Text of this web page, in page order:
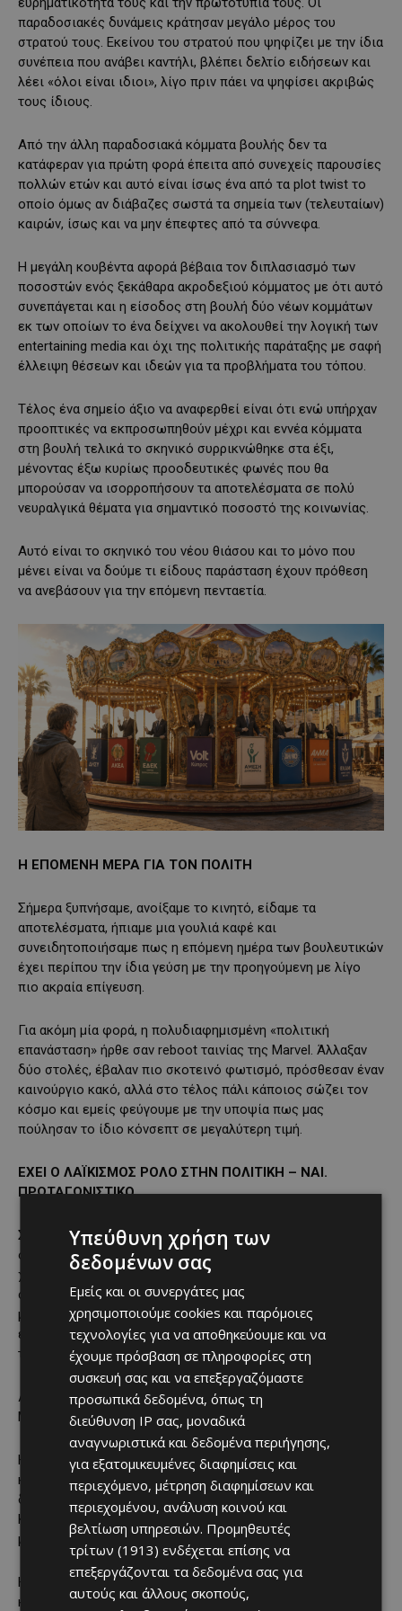
παραδοσιακές δυνάμεις κράτησαν μεγάλο μέρος του
στρατού τους. Εκείνου του στρατού που ψηφίζει με την ίδια
συνέπεια που ανάβει καντήλι, βλέπει δελτίο ειδήσεων και
λέει «όλοι είναι ιδιοι», λίγο πριν πάει να ψηφίσει ακριβώς
τους ίδιους.
Από την άλλη παραδοσιακά κόμματα βουλής δεν τα
κατάφεραν για πρώτη φορά έπειτα από συνεχείς παρουσίες
πολλών ετών και αυτό είναι ίσως ένα από τα plot twist το
οποίο όμως αν διάβαζες σωστά τα σημεία των (τελευταίων)
καιρών, ίσως και να μην έπεφτες από τα σύννεφα.
Η μεγάλη κουβέντα αφορά βέβαια τον διπλασιασμό των
ποσοστών ενός ξεκάθαρα ακροδεξιού κόμματος με ότι αυτό
συνεπάγεται και η είσοδος στη βουλή δύο νέων κομμάτων
εκ των οποίων το ένα δείχνει να ακολουθεί την λογική των
entertaining media και όχι της πολιτικής παράταξης με σαφή
έλλειψη θέσεων και ιδεών για τα προβλήματα του τόπου.
Τέλος ένα σημείο άξιο να αναφερθεί είναι ότι ενώ υπήρχαν
προοπτικές να εκπροσωπηθούν μέχρι και εννέα κόμματα
στη βουλή τελικά το σκηνικό συρρικνώθηκε στα έξι,
μένοντας έξω κυρίως προοδευτικές φωνές που θα
μπορούσαν να ισορροπήσουν τα αποτελέσματα σε πολύ
νευραλγικά θέματα για σημαντικό ποσοστό της κοινωνίας.
Αυτό είναι το σκηνικό του νέου θιάσου και το μόνο που
μένει είναι να δούμε τι είδους παράσταση έχουν πρόθεση
να ανεβάσουν για την επόμενη πενταετία.
Η ΕΠΟΜΕΝΗ ΜΕΡΑ ΓΙΑ ΤΟΝ ΠΟΛΙΤΗ
Σήμερα ξυπνήσαμε, ανοίξαμε το κινητό, είδαμε τα
αποτελέσματα, ήπιαμε μια γουλιά καφέ και
συνειδητοποιήσαμε πως η επόμενη ημέρα των βουλευτικών
έχει περίπου την ίδια γεύση με την προηγούμενη με λίγο
πιο ακραία επίγευση.
Για ακόμη μία φορά, η πολυδιαφημισμένη «πολιτική
επανάσταση» ήρθε σαν reboot ταινίας της Marvel. Άλλαξαν
δύο στολές, έβαλαν πιο σκοτεινό φωτισμό, πρόσθεσαν έναν
καινούργιο κακό, αλλά στο τέλος πάλι κάποιος σώζει τον
κόσμο και εμείς φεύγουμε με την υποψία πως μας
πούλησαν το ίδιο κόνσεπτ σε μεγαλύτερη τιμή.
ΕΧΕΙ Ο ΛΑΪΚΙΣΜΟΣ ΡΟΛΟ ΣΤΗΝ ΠΟΛΙΤΙΚΗ – ΝΑΙ.
ΠΡΩΤΑΓΩΝΙΣΤΙΚΟ
Σε έναν λαό που λατρεύει να ουρλιάζει, να γαυγίζει, να του
ουρλιάζουν και να του γαυγίζουν, ο λαϊκισμός δεν
χρειάζεται πρόγραμμα. Χρειάζεται ένταση. Χρειάζεται
στόμφο. Χρειάζεται εκείνο το βλέμμα του ανθρώπου που
μόλις ανακάλυψε την απόλυτη αλήθεια, αλλά δυστυχώς δεν
έχει χρόνο να τη γράψει αναλυτικά γιατί πρέπει να πάει σε
τρία podcast και δύο τηλεοπτικά παράθυρα.
Λύσεις;
Μα τώρα θα μιλάμε για λεπτομέρειες;
Η κραυγή έχει ένα μεγάλο πλεονέκτημα: δεν χρειάζεται
κοστολόγηση. Δεν χρειάζεται σχέδιο. Δεν χρειάζεται
δεύτερη σκέψη. Είναι σαν τα πυροτεχνήματα σε πανηγύρι.
Κάνουν θόρυβο, φωτίζουν λίγο, τρομάζουν τα σκυλιά και
μετά μένει καπνός που βρωμάει.
Η οργή έγινε lifestyle. Τη φοράμε το πρωί μαζί με το άρωμα
και το ρολόι. Τη βάζουμε στο αυτοκίνητο, στο ραδιόφωνο,
Υπεύθυνη χρήση των
δεδομένων σας
Εμείς και οι συνεργάτες μας
χρησιμοποιούμε cookies και παρόμοιες
τεχνολογίες για να αποθηκεύουμε και να
έχουμε πρόσβαση σε πληροφορίες στη
συσκευή σας και να επεξεργαζόμαστε
προσωπικά δεδομένα, όπως τη
διεύθυνση IP σας, μοναδικά
αναγνωριστικά και δεδομένα περιήγησης,
για εξατομικευμένες διαφημίσεις και
περιεχόμενο, μέτρηση διαφημίσεων και
περιεχομένου, ανάλυση κοινού και
βελτίωση υπηρεσιών. Προμηθευτές
τρίτων (1913) ενδέχεται επίσης να
επεξεργάζονται τα δεδομένα σας για
αυτούς και άλλους σκοπούς,